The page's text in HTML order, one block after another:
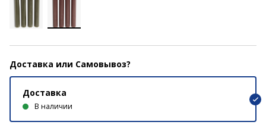
Доставка или Самовывоз?
Доставка
В наличии